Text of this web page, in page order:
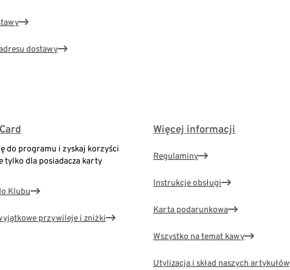
dostawy
do programu i zyskaj korzyści
tylko dla posiadacza karty
Klubu
przywileje i zniżki
Więcej informacji
Regulaminy
Instrukcje obsługi
Karta podarunkowa
Wszystko na temat kawy
Utylizacja i skład naszych artykułów